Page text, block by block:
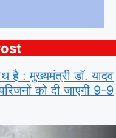
है : मुख्यमंत्री डॉ. यादव
को दी जाएगी 9-9